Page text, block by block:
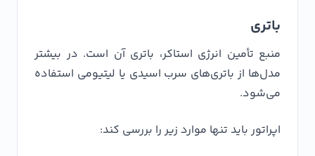
باتری
منبع تأمین انرژی استاکر، باتری آن است. در بیشتر
مدل‌ها از باتری‌های سرب اسیدی یا لیتیومی استفاده
می‌شود.
اپراتور باید تنها موارد زیر را بررسی کند: